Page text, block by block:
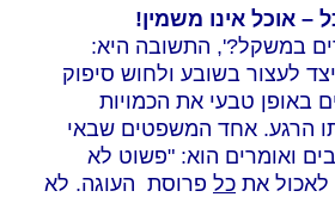
– אוכל אינו משמין!
במשקל?', התשובה היא:
לעצור בשובע ולחוש סיפוק
באופן טבעי את הכמויות
הרגע. אחד המשפטים שבאי
ואומרים הוא: "פשוט לא
את כל פרוסת העוגה. לא